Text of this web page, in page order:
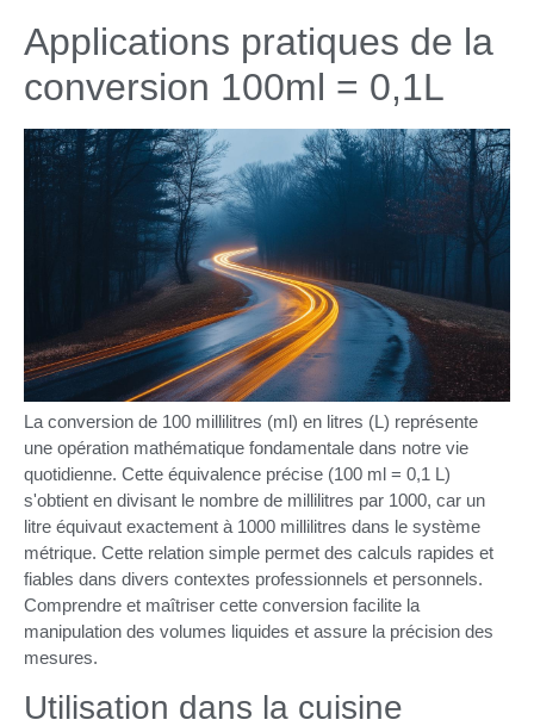
Applications pratiques de la
conversion 100ml = 0,1L
La conversion de 100 millilitres (ml) en litres (L) représente
une opération mathématique fondamentale dans notre vie
quotidienne. Cette équivalence précise (100 ml = 0,1 L)
s'obtient en divisant le nombre de millilitres par 1000, car un
litre équivaut exactement à 1000 millilitres dans le système
métrique. Cette relation simple permet des calculs rapides et
fiables dans divers contextes professionnels et personnels.
Comprendre et maîtriser cette conversion facilite la
manipulation des volumes liquides et assure la précision des
mesures.
Utilisation dans la cuisine